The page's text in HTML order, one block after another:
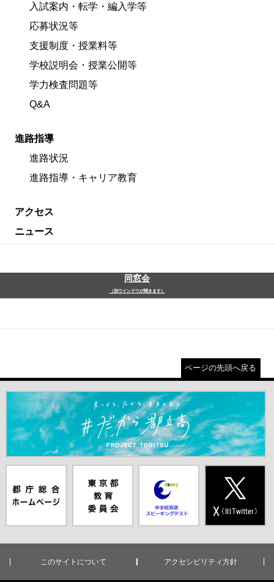
入試案内・転学・編入学等
応募状況等
支援制度・授業料等
学校説明会・授業公開等
学力検査問題等
Q&A
進路指導
進路状況
進路指導・キャリア教育
アクセス
ニュース
同窓会
（別ウインドウが開きます）
ページの先頭へ戻る
＃だから都立高（別ウインドウが開きます）
ムページ（別
ウインドウが
員会（別ウイ
ンドウが開き
ピーキングテ
スト（別ウイ
ンドウが開き
（別ウインド
ウが開きま
す）
このサイトについて アクセシビリティ方針